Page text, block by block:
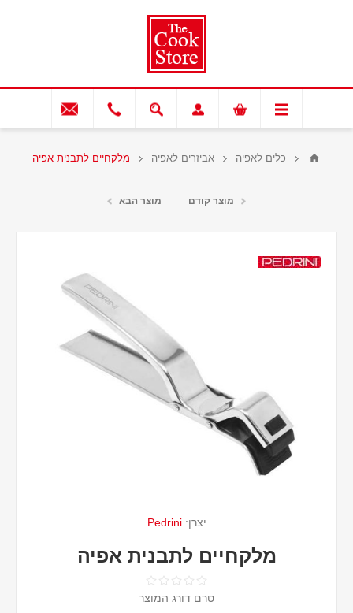
כלים לאפיה אביזרים לאפיה מלקחיים לתבנית אפיה
מוצר קודם מוצר הבא
יצרן: Pedrini
מלקחיים לתבנית אפיה
טרם דורג המוצר